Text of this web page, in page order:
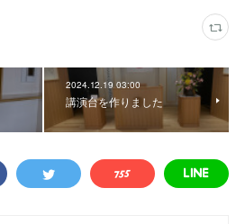
2024.12.19 03:00
講演台を作りました